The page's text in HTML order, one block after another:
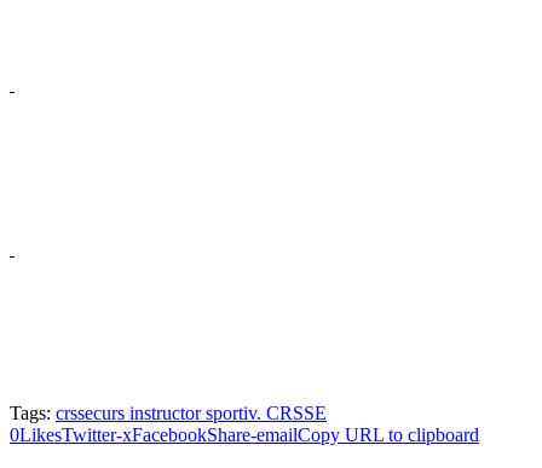
Tags: crssecurs instructor sportiv. CRSSE
0LikesTwitter-xFacebookShare-emailCopy URL to clipboard